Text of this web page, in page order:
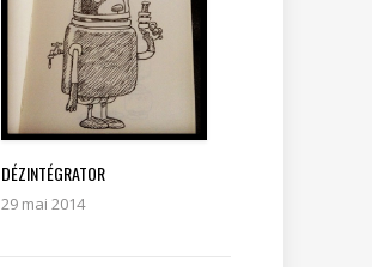
DÉZINTÉGRATOR
29 mai 2014